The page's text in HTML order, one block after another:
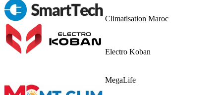
Climatisation Maroc
Electro Koban
MegaLife